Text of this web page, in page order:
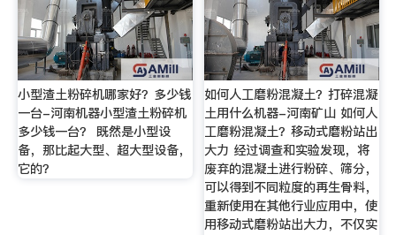
小型渣土粉碎机哪家好？多少钱
一台-河南机器小型渣土粉碎机
多少钱一台？ 既然是小型设
备，那比起大型、超大型设备，
它的？
如何人工磨粉混凝土？打碎混凝
土用什么机器-河南矿山 如何人
工磨粉混凝土？移动式磨粉站出
大力 经过调查和实验发现，将
废弃的混凝土进行粉碎、筛分，
可以得到不同粒度的再生骨料，
重新使用在其他行业应用中，使
用移动式磨粉站出大力，不仅实